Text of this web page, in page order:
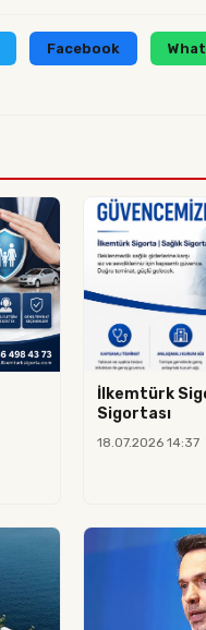
Facebook
İlkemtürk
Sigortası
18.07.2026 14:37